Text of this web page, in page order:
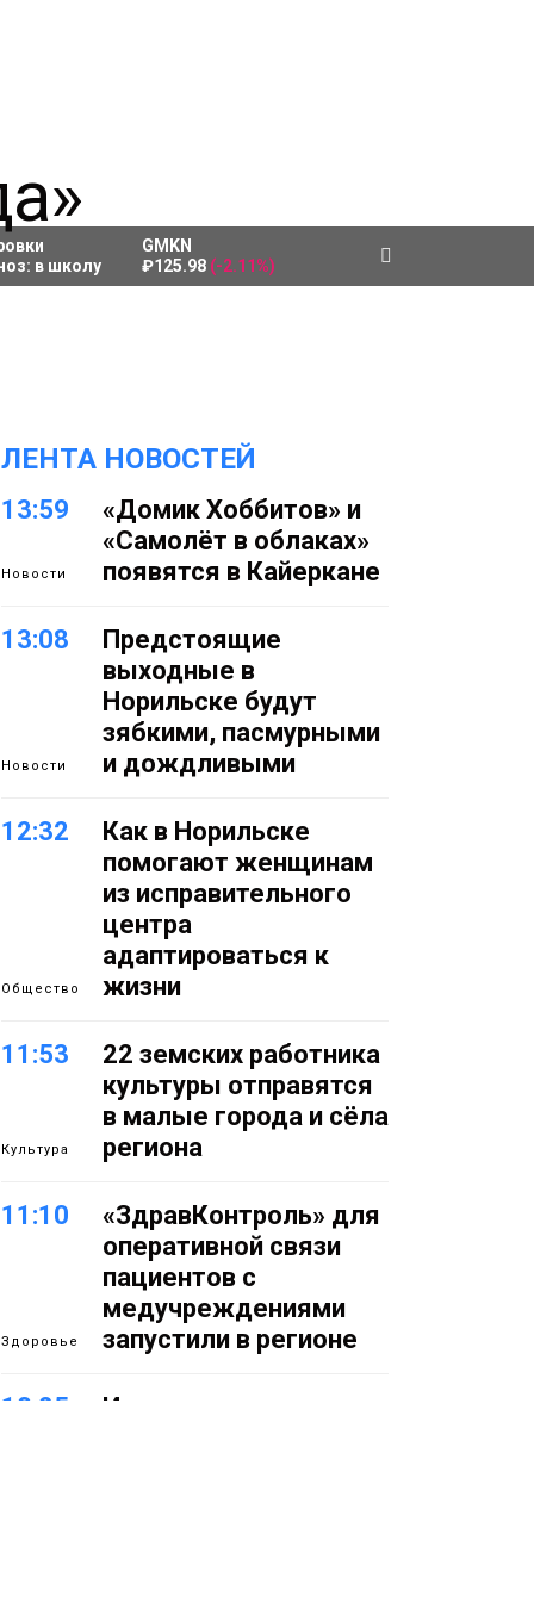
в школу
GMKN
₽125.98 (-2.11%)
ЛЕНТА НОВОСТЕЙ
13:59
Новости
«Домик Хоббитов» и
«Самолёт в облаках»
появятся в Кайеркане
13:08
Новости
Предстоящие
выходные в
Норильске будут
зябкими, пасмурными
и дождливыми
12:32
Общество
Как в Норильске
помогают женщинам
из исправительного
центра
адаптироваться к
жизни
11:53
Культура
22 земских работника
культуры отправятся
в малые города и сёла
региона
11:10
Здоровье
«ЗдравКонтроль» для
оперативной связи
пациентов с
медучреждениями
запустили в регионе
10:25
Исправленная дата в